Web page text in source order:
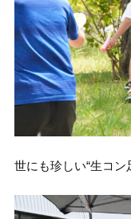
世にも珍しい“生コン